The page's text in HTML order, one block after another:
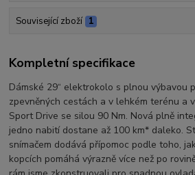
Související zboží 1
Kompletní specifikace
Dámské 29“ elektrokolo s plnou výbavou
zpevněných cestách a v lehkém terénu a
Sport Drive se silou 90 Nm. Nová plně
jedno nabití dostane až 100 km* daleko.
snímačem dodává přípomoc podle toho,
kopcích pomáhá výrazně více než po